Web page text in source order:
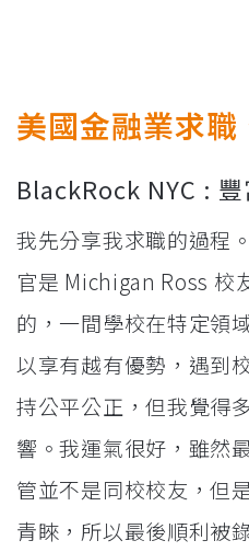
美國金融業求
BlackRock NYC :
我先分享我求職的過程
官是 Michigan Ross 校
的，一間學校在特定領
以享有越有優勢，遇到
持公平公正，但我覺得
響。我運氣很好，雖然
管並不是同校校友，但
青睞，所以最後順利被